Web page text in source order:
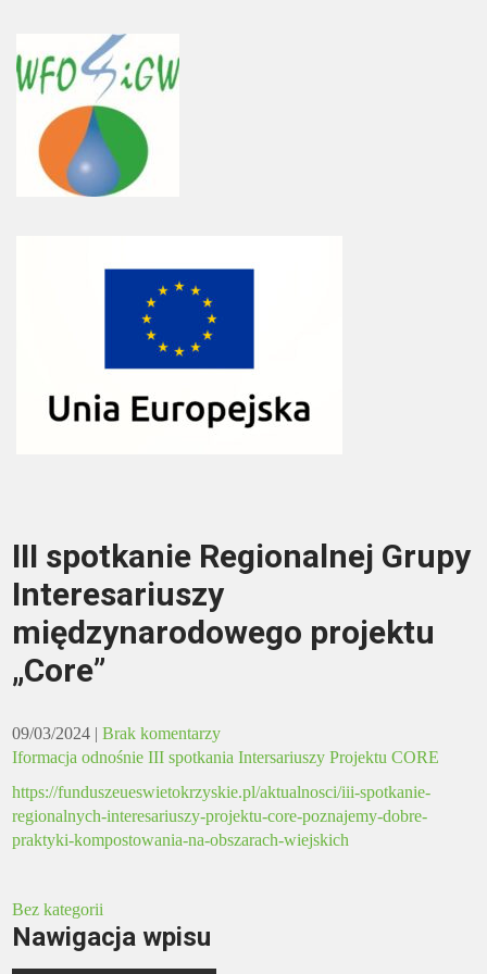
III spotkanie Regionalnej Grupy
Interesariuszy
międzynarodowego projektu
„Core”
09/03/2024 |Brak komentarzy
Iformacja odnośnie III spotkania Intersariuszy Projektu CORE
https://funduszeueswietokrzyskie.pl/aktualnosci/iii-spotkanie-
regionalnych-interesariuszy-projektu-core-poznajemy-dobre-
praktyki-kompostowania-na-obszarach-wiejskich
Bez kategorii
Nawigacja wpisu